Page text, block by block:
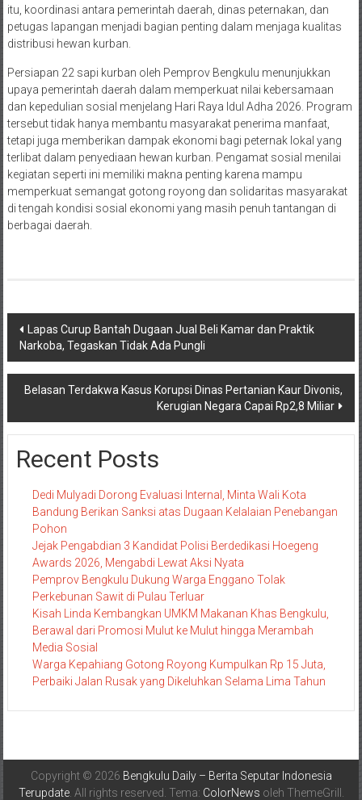
itu, koordinasi antara pemerintah daerah, dinas peternakan, dan
petugas lapangan menjadi bagian penting dalam menjaga kualitas
distribusi hewan kurban.
Persiapan 22 sapi kurban oleh Pemprov Bengkulu menunjukkan
upaya pemerintah daerah dalam memperkuat nilai kebersamaan
dan kepedulian sosial menjelang Hari Raya Idul Adha 2026. Program
tersebut tidak hanya membantu masyarakat penerima manfaat,
tetapi juga memberikan dampak ekonomi bagi peternak lokal yang
terlibat dalam penyediaan hewan kurban. Pengamat sosial menilai
kegiatan seperti ini memiliki makna penting karena mampu
memperkuat semangat gotong royong dan solidaritas masyarakat
di tengah kondisi sosial ekonomi yang masih penuh tantangan di
berbagai daerah.
Navigasi
pos
Lapas Curup Bantah Dugaan Jual Beli Kamar dan Praktik
Narkoba, Tegaskan Tidak Ada Pungli
Belasan Terdakwa Kasus Korupsi Dinas Pertanian Kaur Divonis,
Kerugian Negara Capai Rp2,8 Miliar
Recent Posts
Dedi Mulyadi Dorong Evaluasi Internal, Minta Wali Kota
Bandung Berikan Sanksi atas Dugaan Kelalaian Penebangan
Pohon
Jejak Pengabdian 3 Kandidat Polisi Berdedikasi Hoegeng
Awards 2026, Mengabdi Lewat Aksi Nyata
Pemprov Bengkulu Dukung Warga Enggano Tolak
Perkebunan Sawit di Pulau Terluar
Kisah Linda Kembangkan UMKM Makanan Khas Bengkulu,
Berawal dari Promosi Mulut ke Mulut hingga Merambah
Media Sosial
Warga Kepahiang Gotong Royong Kumpulkan Rp 15 Juta,
Perbaiki Jalan Rusak yang Dikeluhkan Selama Lima Tahun
Copyright © 2026 Bengkulu Daily – Berita Seputar Indonesia
Terupdate. All rights reserved. Tema: ColorNews oleh ThemeGrill.